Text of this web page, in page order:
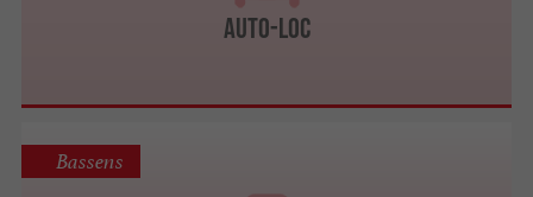
Auto-Loc
Bassens